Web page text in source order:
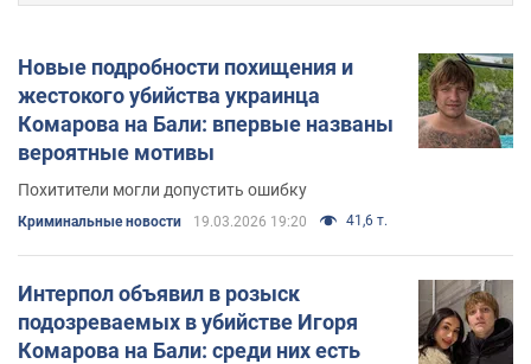
Новые подробности похищения и
жестокого убийства украинца
Комарова на Бали: впервые названы
вероятные мотивы
Похитители могли допустить ошибку
Криминальные новости 19.03.2026 19:20 41,6 т.
Интерпол объявил в розыск
подозреваемых в убийстве Игоря
Комарова на Бали: среди них есть